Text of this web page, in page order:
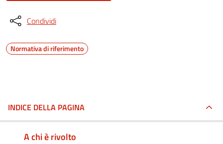
Condividi
Normativa di riferimento
INDICE DELLA PAGINA
A chi è rivolto